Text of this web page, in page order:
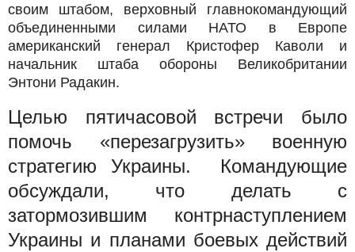
своим штабом, верховный главнокомандующий
объединенными силами НАТО в Европе
американский генерал Кристофер Каволи и
начальник штаба обороны Великобритании
Энтони Радакин.
Целью пятичасовой встречи было
помочь «перезагрузить» военную
стратегию Украины. Командующие
обсуждали, что делать с
затормозившим контрнаступлением
Украины и планами боевых действий